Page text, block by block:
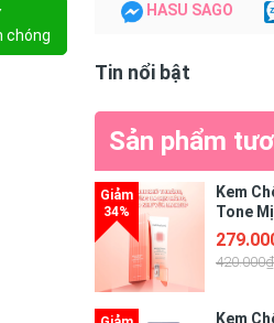
chóng
HASU SAGO
Tin nổi bật
Sản phẩm
Kem
Tone
Fusion
Tone
420.000₫
Kem